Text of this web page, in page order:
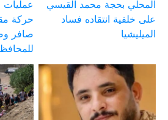
المحلي بحجة محمد القيسي
على خلفية انتقاده فساد
الميليشيا
عمليات
حركة
صافر